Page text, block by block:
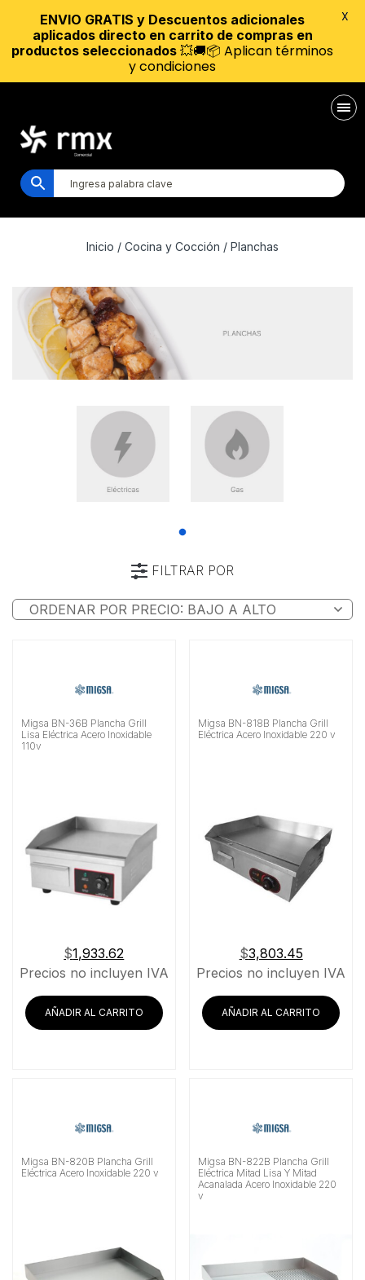
Inicio / Cocina y Cocción / Planchas
FILTRAR POR
Categoría
Alimentación
Buscar
Migsa BN-36B Plancha Grill
Lisa Eléctrica Acero Inoxidable
110v
$1,933.62
Precios no incluyen IVA
AÑADIR AL CARRITO
Migsa BN-818B Plancha Grill
Eléctrica Acero Inoxidable 220 v
$3,803.45
Precios no incluyen IVA
AÑADIR AL CARRITO
Migsa BN-820B Plancha Grill
Eléctrica Acero Inoxidable 220 v
Migsa BN-822B Plancha Grill
Eléctrica Mitad Lisa Y Mitad
Acanalada Acero Inoxidable 220
v
ENVIO GRATIS y Descuentos adicionales
aplicados directo en carrito de compras en
productos seleccionados 💥🚚📦 Aplican términos
y condiciones
X